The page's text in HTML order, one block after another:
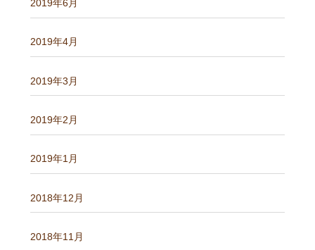
2019年6月
2019年4月
2019年3月
2019年2月
2019年1月
2018年12月
2018年11月